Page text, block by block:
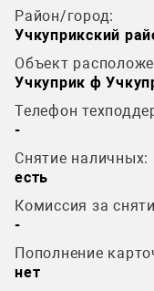
Район/город:
Учкуприкский
Объект
Учкуприк ф
Телефон
-
Снятие наличных:
есть
Комиссия за
-
Пополнение
нет